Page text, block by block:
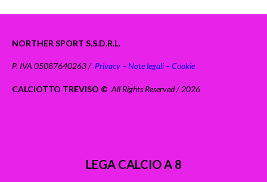
NORTHER SPORT S.S.D.R.L.
P. IVA 05087640263 / Privacy – Note legali – Cookie
CALCIOTTO TREVISO © All Rights Reserved / 2026
LEGA CALCIO A 8